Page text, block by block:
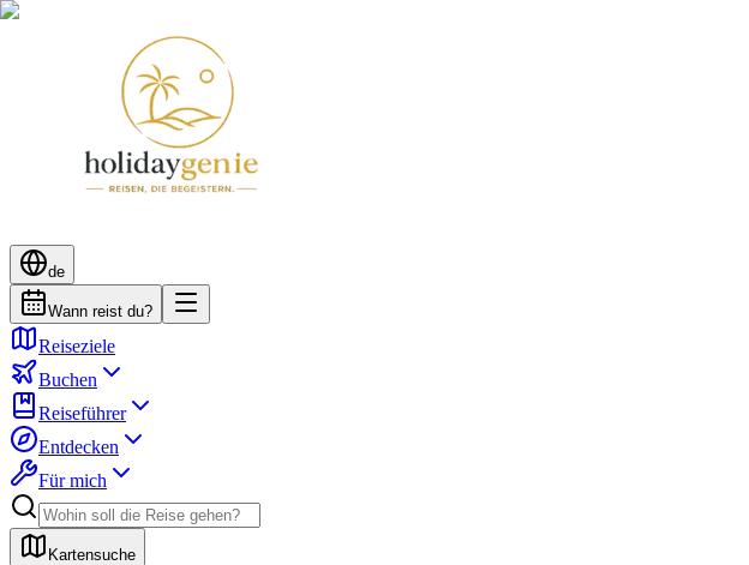
de
Wann reist du?
Reiseziele
Buchen
Reiseführer
Entdecken
Für mich
Kartensuche